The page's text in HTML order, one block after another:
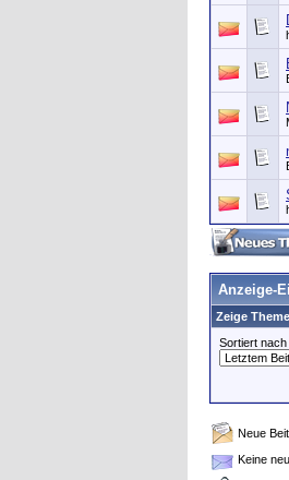
Anzeige-
Zeige
Sortiert nach
Neue
Keine